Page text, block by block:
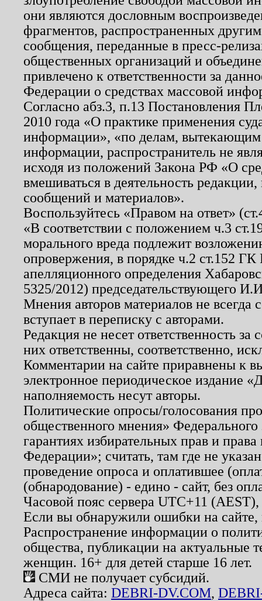
они являются дословным
фрагментов, распространенных
сообщения, переданные в пресс-
общественных организаций и
привлечено к ответственности за
Федерации о средствах массовой
Согласно абз.3, п.13 Постановления
2010 года «О практике применения
информации», «по делам, вытекающим
информации, распространитель не
исходя из положений Закона РФ «О
вмешиваться в деятельность
сообщений и материалов».
Воспользуйтесь «Правом на ответ»
«В соответствии с положением ч.3
морального вреда подлежит
опровержения, в порядке ч.2 ст.152
апелляционного определения
5325/2012) председательствующего
Мнения авторов материалов не
вступает в переписку с авторами.
Редакция не несет ответственность
них ответственны, соответственно,
Комментарии на сайте приравнены к
электронное периодическое издание
наполняемость несут авторы.
Политические опросы/голосования
общественного мнения»
гарантиях избирательных прав и
Федерации»; считать, там где не
проведение опроса и оплатившее
(обнародование) - едино - сайт, без
Часовой пояс сервера UTC+11
Если вы обнаружили ошибки на
Распространение информации о
общества, публикации на актуальные
женщин. 16+ для детей старше 16 лет.
СМИ не получает субсидий.
Адреса сайта: DEBRI-DV.COM,